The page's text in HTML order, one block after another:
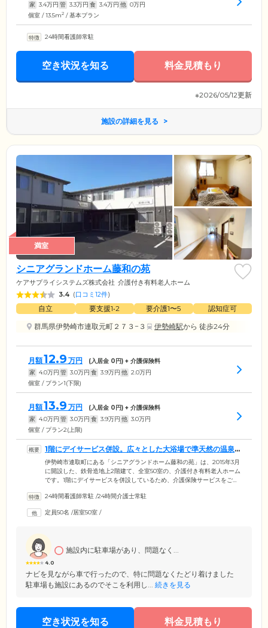
家 3.4万円 管 3.3万円 食 3.4万円 他 0万円
個室 / 13.5m2 / 基本プラン
24時間看護師常駐
空き状況を知る 料金見積もり
※2026/05/12更新
施設の詳細を見る
満室
シニアグランドホーム藤和の苑
ケアサプライシステムズ株式会社 介護付き有料老人ホーム
3.4 (口コミ12件)
自立 要支援1•2 要介護1〜5
認知症可
群馬県伊勢崎市連取元町２７３−３
伊勢崎駅から 徒歩24分
月額12.9 万円 (入居金 0円) + 介護保険料
家 4.0万円 管 3.0万円 食 3.9万円 他 2.0万円
個室 / プラン1(下限)
月額13.9 万円 (入居金 0円) + 介護保険料
家 4.0万円 管 3.0万円 食 3.9万円 他 3.0万円
個室 / プラン2(上限)
1階にデイサービス併設。広々とした大浴場で準天然の温泉
も楽しめます
伊勢崎市連取町にある「シニアグランドホーム藤和の苑」は、2015年3月
に開設した、鉄骨造地上2階建て、全室50室の、介護付き有料老人ホーム
です。1階にデイサービスを併設しているため、介護保険サービスをご希
泉もお楽しみいただけます。神経痛・リウマチ・腰痛をお持ちの方は、
ケアコール、スプリンクラーを完備。安全で快適な住まいで、新しいシ
24時間看護師常駐 /24時間介護士常駐
定員50名 /居室50室 /
4.0
施設内に駐車場があり、問題なく...
ナビを見ながら車で行ったので、特に問題なくたどり着けました
駐車場も施設にあるのでそこを利用し... 続きを見る
空き状況を知る 料金見積もり